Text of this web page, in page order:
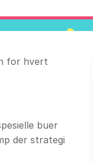
for hvert
buer
der strategi